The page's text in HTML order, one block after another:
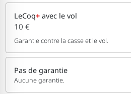
LeCoq+avec le vol
10 €
Garantie contre la casse et le vol.
Pas de garantie
Aucune garantie.